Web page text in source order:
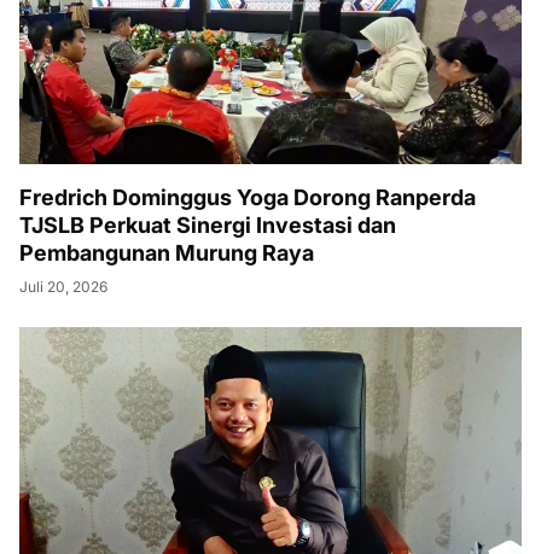
Fredrich Dominggus Yoga Dorong Ranperda
TJSLB Perkuat Sinergi Investasi dan
Pembangunan Murung Raya
Juli 20, 2026